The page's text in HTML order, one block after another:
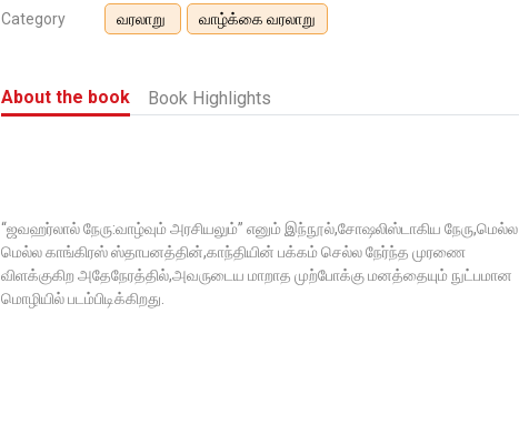
Category வரலாறு வாழ்க்கை வரலாறு
About the book Book Highlights
“ஜவஹர்லால் நேரு:வாழ்வும் அரசியலும்” எனும் இந்நூல்,சோஷலிஸ்டாகிய நேரு,மெல்ல
மெல்ல காங்கிரஸ் ஸ்தாபனத்தின்,காந்தியின் பக்கம் செல்ல நேர்ந்த முரணை
விளக்குகிற அதேநேரத்தில்,அவருடைய மாறாத முற்போக்கு மனத்தையும் நுட்பமான
மொழியில் படம்பிடிக்கிறது.